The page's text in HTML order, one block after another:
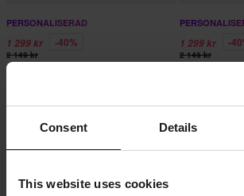
Consent Details
This website uses cookies
PERSONALISERAD
1 299 kr -40%
2 149 kr
nummer
1 299 kr -
2 149 kr
Komplett